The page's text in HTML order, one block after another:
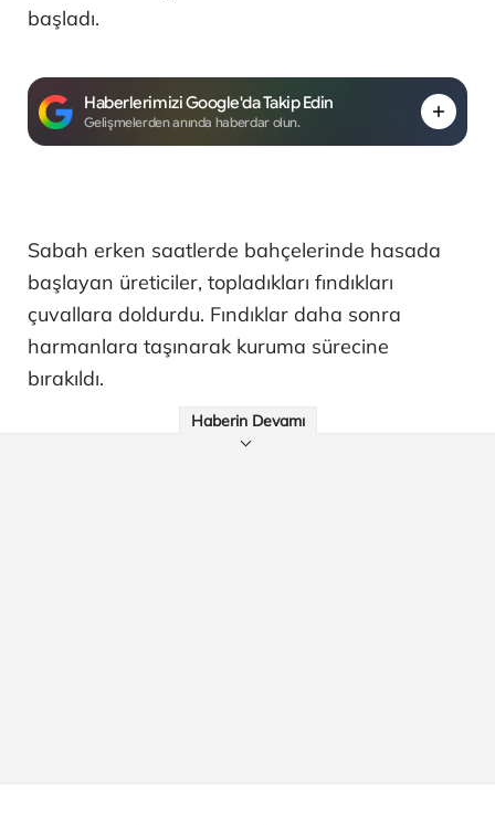
başladı.
Haberlerimizi Google'da Takip Edin
Gelişmelerden anında haberdar olun.
Sabah erken saatlerde bahçelerinde hasada
başlayan üreticiler, topladıkları fındıkları
çuvallara doldurdu. Fındıklar daha sonra
harmanlara taşınarak kuruma sürecine
bırakıldı.
Haberin Devamı